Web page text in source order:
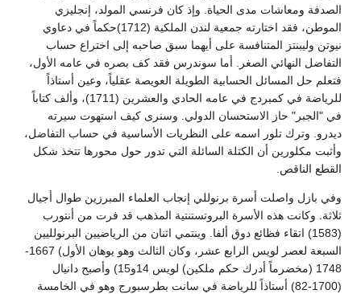
الصدفة ومعاشات مدى الحياة. وإذ كان فرنسي المولد، إنجليزي
الموطن، فقد اختارته جمعية لندن الملكية (1712)حكماً في دعاوي
نيوتن وليبنتز المتنافسة على أيهما سبق صاحبه إلى اختراع حساب
التفاضل النهائي الصغر. أما سوندرس فقد كف بصره في عامه الأول،
فتعلم حل المسائل الحسابية الطويلة العويصة عقلياً، وعين أستاذاً
للرياضة في كمبردج في عامه الحادي والعشرين (1711)، وألف كتاباً
في "الجبر" حاز الاستحسان الدولي. وسنرى كيف استهوت سيرته
ديدرو. وترك تلور اسمه على النظريات الأساسية في حساب التفاضل،
وأثبت مكلورين أن الكتلة السائلة التي تدور حول محورها تتخذ شكل
القطع الناقص.
وفي بازل واصلت أسرة برنوللي إنجاب العلماء المبرزين طوال أجيال
ثلاثة. وكانت هذه الأسرة البروتستنتية المذهب قد فرت من أنتورب
(1583) اتقاء فظائع دوق ألفا. وينتمي اثنان من الرياضيين البرنولليين
السبعة لعصر لويس الرابع عشر، وكان الثالث وهو يوهان الأول) 1667-
1748 (مخضرماً أدرك حكم ملكين) لويس 14و15) وأصبح دانيال
(1700-82) أستاذاً للرياضة في سانت بطرسبورج وهو في الخامسة